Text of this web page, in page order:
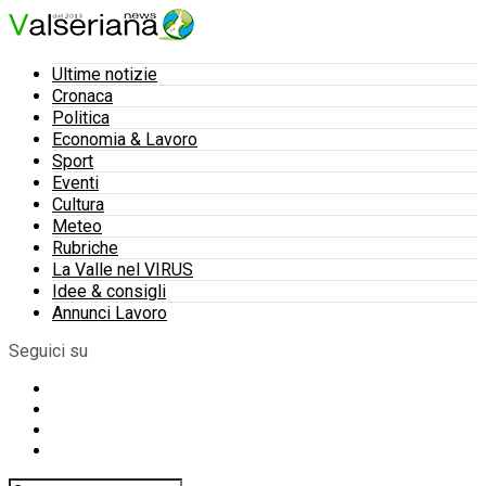
Ultime notizie
Cronaca
Politica
Economia & Lavoro
Sport
Eventi
Cultura
Meteo
Rubriche
La Valle nel VIRUS
Idee & consigli
Annunci Lavoro
Seguici su